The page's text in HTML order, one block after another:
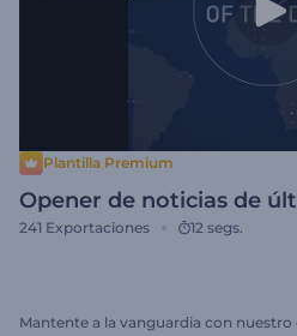
Plantilla Premium
Opener de noticias de
241 Exportaciones 12 segs.
Mantente a la vanguardia con